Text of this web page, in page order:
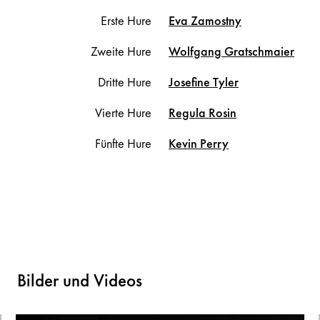
Erste Hure Eva Zamostny
Zweite Hure
Wolfgang Gratschmaier
Dritte Hure
Josefine Tyler
Vierte Hure
Regula Rosin
Fünfte Hure
Kevin Perry
Bilder und Videos